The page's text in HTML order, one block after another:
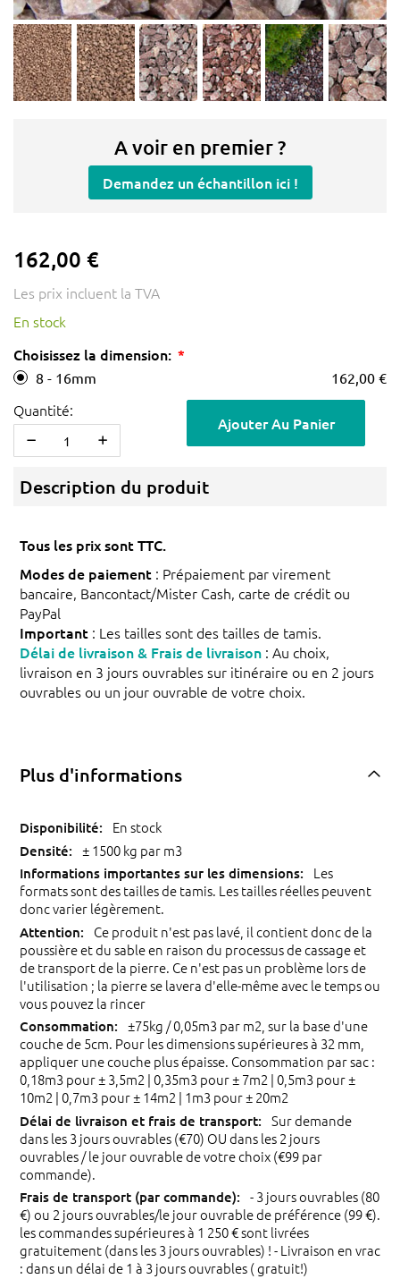
A voir en premier ?
Demandez un échantillon ici !
162,00 €
Les prix incluent la TVA
En stock
Choisissez la dimension:
8 - 16mm 162,00 €
Quantité:
Ajouter Au Panier
Description du produit
Tous les prix sont TTC.
Modes de paiement : Prépaiement par virement
bancaire, Bancontact/Mister Cash, carte de crédit ou
PayPal
Important : Les tailles sont des tailles de tamis.
Délai de livraison & Frais de livraison : Au choix,
livraison en 3 jours ouvrables sur itinéraire ou en 2 jours
ouvrables ou un jour ouvrable de votre choix.
Plus d'informations
En stock
± 1500 kg par m3
Les
formats sont des tailles de tamis. Les tailles réelles peuvent
donc varier légèrement.
Ce produit n'est pas lavé, il contient donc de la
poussière et du sable en raison du processus de cassage et
de transport de la pierre. Ce n'est pas un problème lors de
l'utilisation ; la pierre se lavera d'elle-même avec le temps ou
vous pouvez la rincer
±75kg / 0,05m3 par m2, sur la base d'une
couche de 5cm. Pour les dimensions supérieures à 32 mm,
appliquer une couche plus épaisse. Consommation par sac :
0,18m3 pour ± 3,5m2 | 0,35m3 pour ± 7m2 | 0,5m3 pour ±
10m2 | 0,7m3 pour ± 14m2 | 1m3 pour ± 20m2
Sur demande
dans les 3 jours ouvrables (€70) OU dans les 2 jours
ouvrables / le jour ouvrable de votre choix (€99 par
commande).
- 3 jours ouvrables (80
€) ou 2 jours ouvrables/le jour ouvrable de préférence (99 €).
les commandes supérieures à 1 250 € sont livrées
gratuitement (dans les 3 jours ouvrables) ! - Livraison en vrac
: dans un délai de 1 à 3 jours ouvrables ( gratuit!)